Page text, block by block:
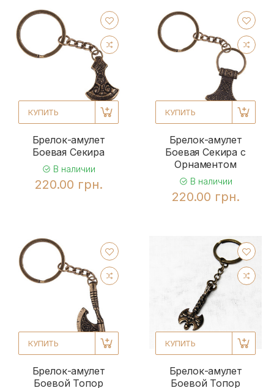
КУПИТЬ
Брелок-амулет
Боевая Секира
В наличии
220.00 грн.
КУПИТЬ
Брелок-амулет
Боевая Секира с
Орнаментом
В наличии
220.00 грн.
КУПИТЬ
Брелок-амулет
Боевой Топор
КУПИТЬ
Брелок-амулет
Боевой Топор